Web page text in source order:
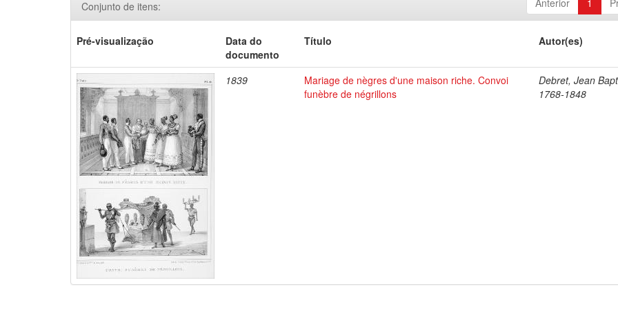
Anterior 1
Conjunto de itens:
Pré-visualização
Data do
documento
Título Autor(es)
1839
Mariage de nègres d'une maison riche. Convoi
funèbre de négrillons
Debret, Jean
1768-1848